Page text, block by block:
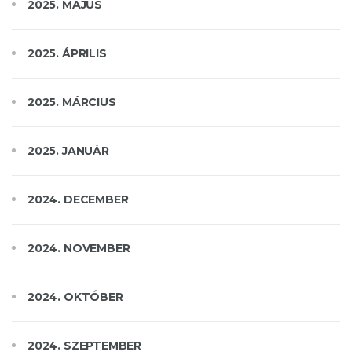
2025. MÁJUS
2025. ÁPRILIS
2025. MÁRCIUS
2025. JANUÁR
2024. DECEMBER
2024. NOVEMBER
2024. OKTÓBER
2024. SZEPTEMBER